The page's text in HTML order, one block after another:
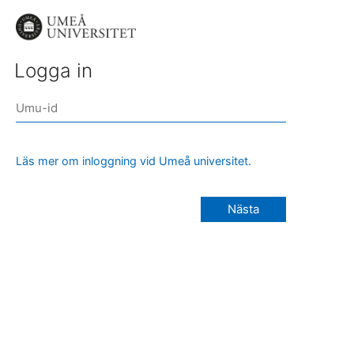
Logga in
Läs mer om inloggning vid Umeå universitet.
Nästa